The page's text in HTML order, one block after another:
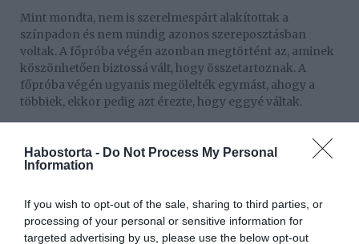
Habostorta - Do Not Process My Personal
Information
If you wish to opt-out of the sale, sharing to third parties, or
processing of your personal or sensitive information for
targeted advertising by us, please use the below opt-out
Mint mondta, nem is szerelmespárt alakítottak a
színpadon és nem mindig azonos szereposztásban
voltak. A főpróba végén azonban megtörtént az, aminek
köszönhetően biztossá vált, hogy összetartoznak. A
főpróba végén ugyanis megölelték egymást, ahogy a
többiek, ekkor pedig azt érezte, hogy eggyé váltak.
mint hogy néha kicsit egymásra kacsintunk. Tudtam,
találkoznunk kell, hogy kiderüljön, tudunk-e egymásra